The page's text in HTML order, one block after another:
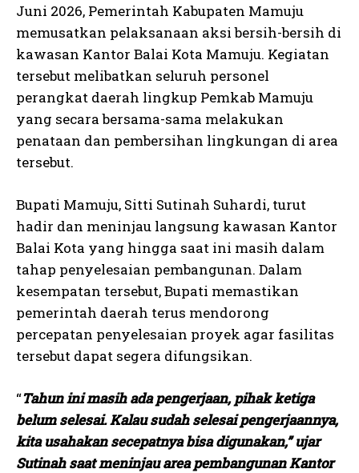
Juni 2026, Pemerintah Kabupaten Mamuju
memusatkan pelaksanaan aksi bersih-bersih di
kawasan Kantor Balai Kota Mamuju. Kegiatan
tersebut melibatkan seluruh personel
perangkat daerah lingkup Pemkab Mamuju
yang secara bersama-sama melakukan
penataan dan pembersihan lingkungan di area
tersebut.
Bupati Mamuju, Sitti Sutinah Suhardi, turut
hadir dan meninjau langsung kawasan Kantor
Balai Kota yang hingga saat ini masih dalam
tahap penyelesaian pembangunan. Dalam
kesempatan tersebut, Bupati memastikan
pemerintah daerah terus mendorong
percepatan penyelesaian proyek agar fasilitas
tersebut dapat segera difungsikan.
“Tahun ini masih ada pengerjaan, pihak ketiga
belum selesai. Kalau sudah selesai pengerjaannya,
kita usahakan secepatnya bisa digunakan,” ujar
Sutinah saat meninjau area pembangunan Kantor